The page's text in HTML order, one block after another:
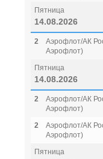
Пятница
14.08.2026
2
Аэрофлот/АК
Аэрофлот)
Пятница
14.08.2026
2
Аэрофлот/АК
Аэрофлот)
2
Аэрофлот/АК
Аэрофлот)
Пятница